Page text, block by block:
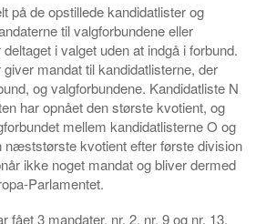
på de opstillede kandidatlister og
til valgforbundene eller
i valget uden at indgå i forbund.
mandat til kandidatlisterne, der
og valgforbundene. Kandidatliste N
har opnået den største kvotient, og
mellem kandidatlisterne O og
næststørste kvotient efter første division
ikke noget mandat og bliver dermed
Parlamentet.
fået 3 mandater, nr. 2, nr. 9 og nr. 13,